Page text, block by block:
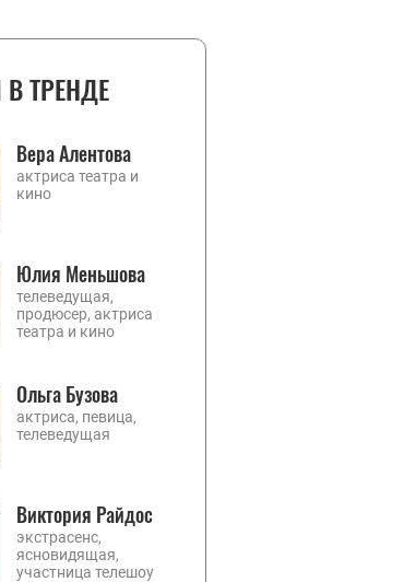
ТРЕНДЕ
Вера Алентова
актриса театра и
кино
Юлия Меньшова
телеведущая,
продюсер, актриса
театра и кино
Ольга Бузова
актриса, певица,
телеведущая
Виктория Райдос
экстрасенс,
ясновидящая,
участница телешоу